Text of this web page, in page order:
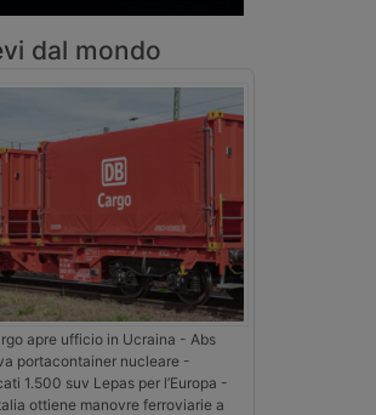
dal mondo
apre ufficio in Ucraina - Abs
portacontainer nucleare -
1.500 suv Lepas per l’Europa -
ottiene manovre ferroviarie a